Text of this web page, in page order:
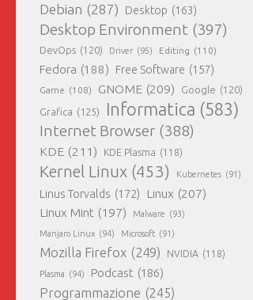
Debian (287) Desktop (163)
Desktop Environment (397)
DevOps (120) Driver (95) Editing (110)
Fedora (188) Free Software (157)
Game (108) GNOME (209) Google (120)
Grafica (125) Informatica (583)
Internet Browser (388)
KDE (211) KDE Plasma (118)
Kernel Linux (453) Kubernetes (91)
Linus Torvalds (172) Linux (207)
Linux Mint (197) Malware (93)
Manjaro Linux (94) Microsoft (91)
Mozilla Firefox (249) NVIDIA (118)
Plasma (94) Podcast (186)
Programmazione (245)